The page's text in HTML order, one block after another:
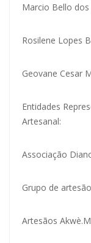
Marcio Bello dos
Rosilene Lopes
Geovane Cesar
Entidades
Artesanal:
Associação
Grupo de
Artesãos Akwè.